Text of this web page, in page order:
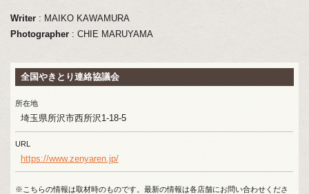
Writer: MAIKO KAWAMURA
Photographer: CHIE MARUYAMA
全国やきとり連絡協議会
所在地
埼玉県所沢市西所沢1-18-5
URL
https://www.zenyaren.jp/
※こちらの情報は取材時のものです。最新の情報は各店舗にお問い合わせくださ